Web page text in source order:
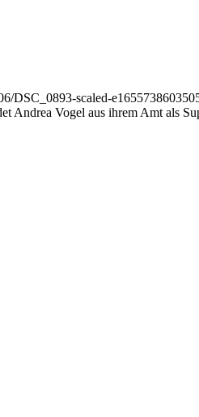
DSC_0893-scaled-
Andrea Vogel aus ihrem Amt als